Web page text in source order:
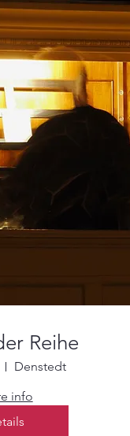
Reihe
Denstedt
info